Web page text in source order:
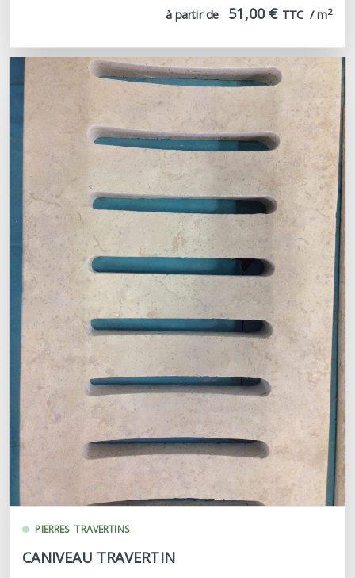
à partir de 51,00 € TTC  / m2
PIERRES TRAVERTINS
CANIVEAU TRAVERTIN